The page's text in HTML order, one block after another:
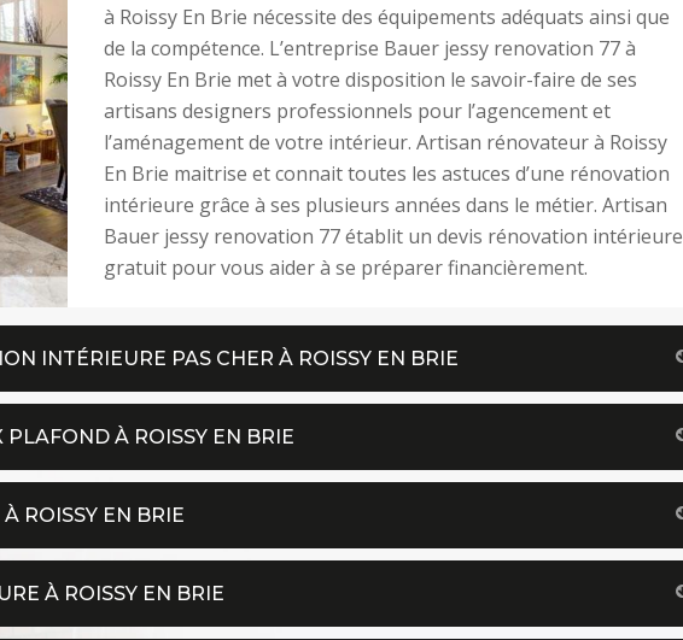
à Roissy En Brie nécessite des équipements adéquats ainsi que
de la compétence. L’entreprise Bauer jessy renovation 77 à
Roissy En Brie met à votre disposition le savoir-faire de ses
artisans designers professionnels pour l’agencement et
l’aménagement de votre intérieur. Artisan rénovateur à Roissy
En Brie maitrise et connait toutes les astuces d’une rénovation
intérieure grâce à ses plusieurs années dans le métier. Artisan
Bauer jessy renovation 77 établit un devis rénovation intérieure
gratuit pour vous aider à se préparer financièrement.
INTÉRIEURE PAS CHER À ROISSY EN BRIE
PLAFOND À ROISSY EN BRIE
ROISSY EN BRIE
À ROISSY EN BRIE